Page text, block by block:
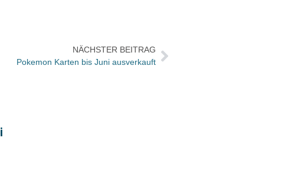
NÄCHSTER BEITRAG
Pokemon Karten bis Juni ausverkauft